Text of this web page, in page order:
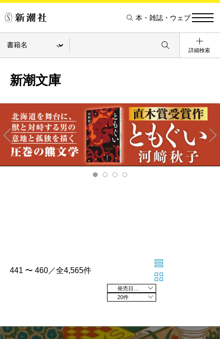
本・雑誌・ウェブ
詳細検索
新潮文庫
Pre
v
xt
441 〜 460／全4,565件
20件